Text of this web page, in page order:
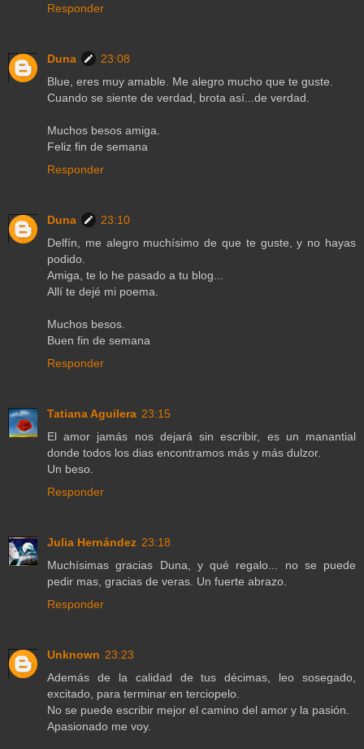
Responder
Duna
23:08
Blue, eres muy amable. Me alegro mucho que te guste.
Cuando se siente de verdad, brota así...de verdad.
Muchos besos amiga.
Feliz fin de semana
Responder
Duna
23:10
Delfín, me alegro muchísimo de que te guste, y no hayas
podido.
Amiga, te lo he pasado a tu blog...
Allí te dejé mi poema.
Muchos besos.
Buen fin de semana
Responder
Tatiana Aguilera 23:15
El amor jamás nos dejará sin escribir, es un manantial
donde todos los dias encontramos más y más dulzor.
Un beso.
Responder
Julia Hernández 23:18
Muchísimas gracias Duna, y qué regalo... no se puede
pedir mas, gracias de veras. Un fuerte abrazo.
Responder
Unknown 23:23
Además de la calidad de tus décimas, leo sosegado,
excitado, para terminar en terciopelo.
No se puede escribir mejor el camino del amor y la pasión.
Apasionado me voy.